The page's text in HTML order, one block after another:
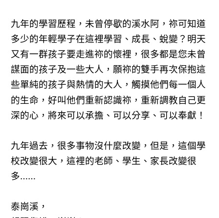
九年的學習歷程，未曾停歇的溪水阿，祢可知道
多少的年輕學子在這裡學習、成長、蛻變？明天
又有一群孩子要走進祢的懷裡，很多都是您未曾
謀面的孩子及一些大人，願祢的雙手再次保抱這
些單純的孩子與熱情的大人，觸摸他們每一個人
的生命，好叫他們重新認識祢，重新調教自己更
深的心，將來可以承擔、可以分享、可以奉獻！
九年過去，很多事物沒什麼改變，但是，這個學
校改變很大，這裡的老師、學生、家長改變很
多……
泰崗溪，